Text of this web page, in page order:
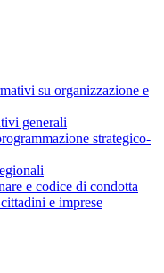
su organizzazione e
generali
strategico-
e codice di condotta
e imprese